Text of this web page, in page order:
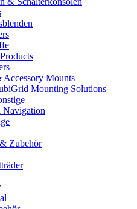
Accessory Mounts
Mounting Solutions
Navigation
Zubehör